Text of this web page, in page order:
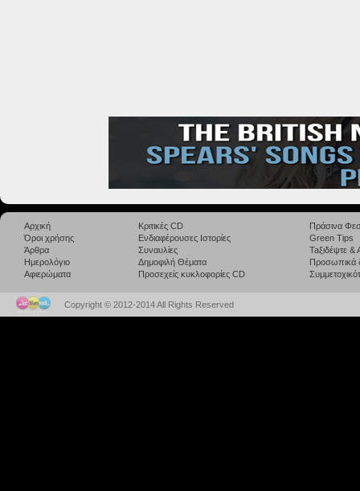
Αρχική
Όροι χρήσης
Άρθρα
Ημερολόγιο
Αφιερώματα
Κριτικές CD
Ενδιαφέρουσες Ιστορίες
Συναυλίες
Δημοφιλή Θέματα
Προσεχείς κυκλοφορίες CD
Πράσινα
Green Tips
Taξιδέψτε
Προσωπικά
Copyright © 2012-2014 All Rights Reserved